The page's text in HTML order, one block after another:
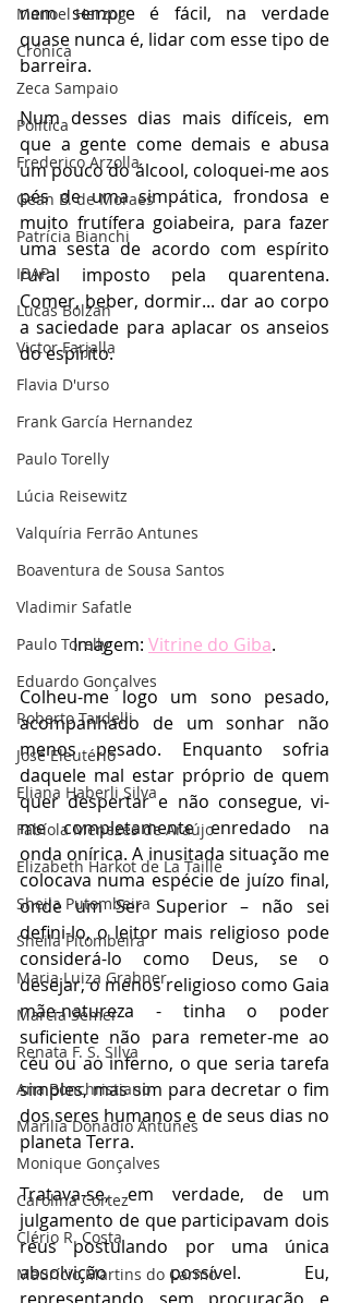
Manoel Herzog
Crônica
Zeca Sampaio
Política
Frederico Arzolla
Gean B. de Moraes
Patrícia Bianchi
IBAP
Lucas Bolzan
Victor Farjalla
Flavia D'urso
Frank García Hernandez
Paulo Torelly
Lúcia Reisewitz
Valquíria Ferrão Antunes
Boaventura de Sousa Santos
Vladimir Safatle
Paulo Torelly
Eduardo Gonçalves
Roberto Tardelli
José Eleutério
Eliana Haberli Silva
Fabíola Menezes de Araújo
Elizabeth Harkot de La Taille
Sheila Putombeira
Sheila Pitombeira
Maria Luiza Grabner
Marcia Semer
Renata F. S. SIlva
Ana Bonchristiano
Marilia Donadio Antunes
Monique Gonçalves
Carolina Cortez
Clério R. Costa
Maurício Martins do Carmo
nem sempre é fácil, na verdade
quase nunca é, lidar com esse tipo de
barreira.
Num desses dias mais difíceis, em
que a gente come demais e abusa
um pouco do álcool, coloquei-me aos
pés de uma simpática, frondosa e
muito frutífera goiabeira, para fazer
uma sesta de acordo com espírito
rural imposto pela quarentena.
Comer, beber, dormir... dar ao corpo
a saciedade para aplacar os anseios
do espírito.
Imagem: Vitrine do Giba.
Colheu-me logo um sono pesado,
acompanhado de um sonhar não
menos pesado. Enquanto sofria
daquele mal estar próprio de quem
quer despertar e não consegue, vi-
me completamente enredado na
onda onírica. A inusitada situação me
colocava numa espécie de juízo final,
onde um Ser Superior – não sei
defini-lo, o leitor mais religioso pode
considerá-lo como Deus, se o
desejar, o menos religioso como Gaia
mãe-natureza - tinha o poder
suficiente não para remeter-me ao
céu ou ao inferno, o que seria tarefa
simples, mas sim para decretar o fim
dos seres humanos e de seus dias no
planeta Terra.
Tratava-se, em verdade, de um
julgamento de que participavam dois
réus postulando por uma única
absolvição possível. Eu,
representando sem procuração e